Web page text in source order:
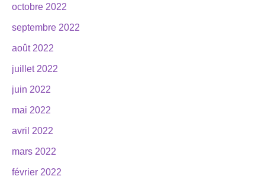
octobre 2022
septembre 2022
août 2022
juillet 2022
juin 2022
mai 2022
avril 2022
mars 2022
février 2022